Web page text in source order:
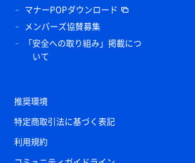
マナーPOPダウンロード
メンバーズ協賛募集
「安全への取り組み」掲載につ
いて
推奨環境
特定商取引法に基づく表記
利用規約